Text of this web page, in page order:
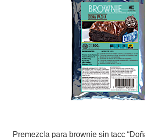
Premezcla para brownie sin tacc